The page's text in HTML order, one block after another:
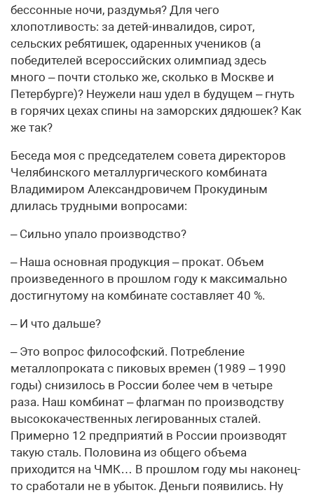
бессонные ночи, раздумья? Для чего
хлопотливость: за детей-инвалидов, сирот,
сельских ребятишек, одаренных учеников (а
победителей всероссийских олимпиад здесь
много – почти столько же, сколько в Москве и
Петербурге)? Неужели наш удел в будущем – гнуть
в горячих цехах спины на заморских дядюшек? Как
же так?
Беседа моя с председателем совета директоров
Челябинского металлургического комбината
Владимиром Александровичем Прокудиным
длилась трудными вопросами:
– Сильно упало производство?
– Наша основная продукция – прокат. Объем
произведенного в прошлом году к максимально
достигнутому на комбинате составляет 40 %.
– И что дальше?
– Это вопрос философский. Потребление
металлопроката с пиковых времен (1989 – 1990
годы) снизилось в России более чем в четыре
раза. Наш комбинат – флагман по производству
высококачественных легированных сталей.
Примерно 12 предприятий в России производят
такую сталь. Половина из общего объема
приходится на ЧМК… В прошлом году мы наконец-
то сработали не в убыток. Деньги появились. Ну